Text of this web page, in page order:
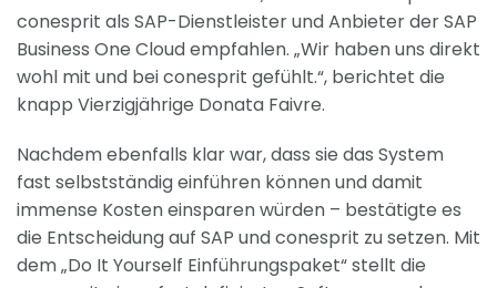
conesprit als SAP-Dienstleister und Anbieter der SAP
Business One Cloud empfahlen. „Wir haben uns direkt
wohl mit und bei conesprit gefühlt.“, berichtet die
knapp Vierzigjährige Donata Faivre.
Nachdem ebenfalls klar war, dass sie das System
fast selbstständig einführen können und damit
immense Kosten einsparen würden – bestätigte es
die Entscheidung auf SAP und conesprit zu setzen. Mit
dem „Do It Yourself Einführungspaket“ stellt die